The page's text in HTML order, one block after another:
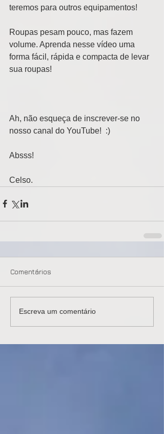
teremos para outros equipamentos!
Roupas pesam pouco, mas fazem
volume. Aprenda nesse vídeo uma
forma fácil, rápida e compacta de levar
sua roupas!
Ah, não esqueça de inscrever-se no
nosso canal do YouTube!  :)
Absss!
Celso.
Comentários
Escreva um comentário